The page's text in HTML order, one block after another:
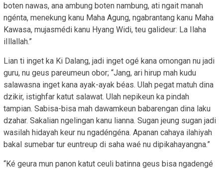
boten nawas, ana ambung boten nambung, ati ngait manah
ngénta, menekung kanu Maha Agung, ngabrantang kanu Maha
Kawasa, mujasmédi kanu Hyang Widi, teu galideur: La Ilaha
iIllallah.”
Lian ti inget ka Ki Dalang, jadi inget ogé kana omongan nu jadi
guru, nu geus pareumeun obor; “Jang, ari hirup mah kudu
salawasna inget kana ayak-ayak béas. Ulah pegat matuh dina
dzikir, istighfar katut salawat. Ulah nepikeun ka pindah
tampian. Sabisa-bisa mah dawamkeun babarengan dina laku
dzahar. Sakalian ngelingan kanu lianna. Sugan jeung sugan jadi
wasilah hidayah keur nu ngadéngéna. Apanan cahaya ilahiyah
bakal sumebar tur euntreup di saha waé nu dipikahayangna.”
“Ké geura mun panon katut ceuli batinna geus bisa ngadengé